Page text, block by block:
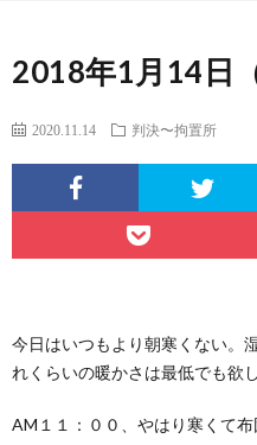
2018年1月14日
2020.11.14 判決〜拘置所
今日はいつもより朝寒くない。
れくらいの暖かさは最低でも欲
AM１１：００、やはり寒くて布